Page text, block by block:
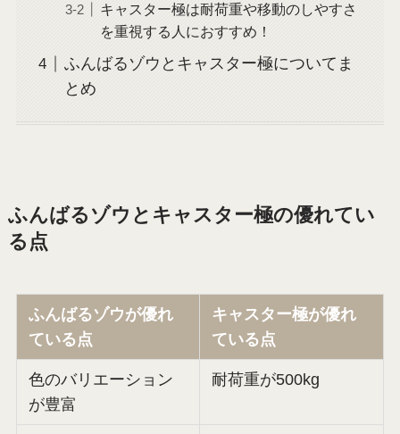
キャスター極は耐荷重や移動のしやすさ
を重視する人におすすめ！
ふんばるゾウとキャスター極についてま
とめ
ふんばるゾウとキャスター極の優れてい
る点
ふんばるゾウが優れ
ている点
キャスター極が優れ
ている点
色のバリエーション
が豊富
耐荷重が500kg